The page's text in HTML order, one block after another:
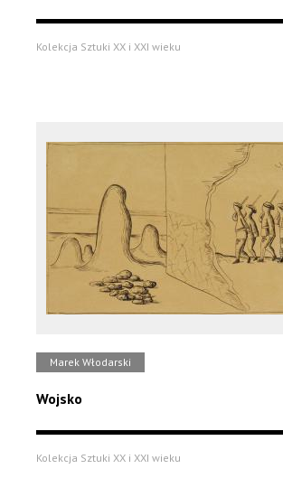
Kolekcja Sztuki XX i XXI wieku
Marek Włodarski
Wojsko
Kolekcja Sztuki XX i XXI wieku